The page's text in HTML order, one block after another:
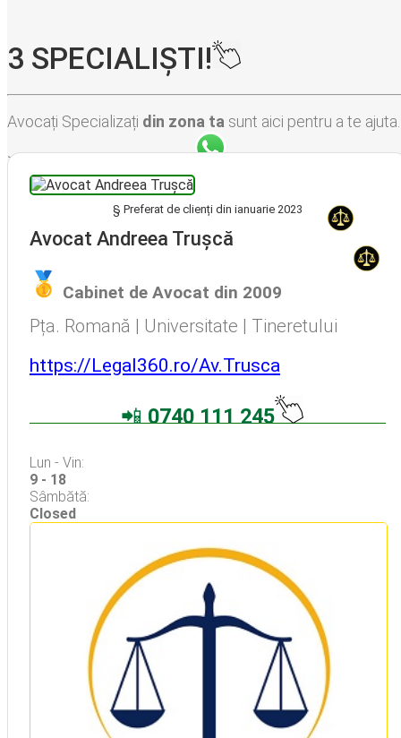
3 SPECIALIȘTI!
Avocați Specializați din zona ta sunt aici pentru a te ajuta.
>>Un clic<< peWhatsApp pentru a cerediscount!
Avocat Bucuresti • Avocat Bun Bucuresti • Avocat Ieftin Bucuresti • Avocati Bucuresti • Avocati Sector 1 Bucuresti • Avocati Sector 2 Bucuresti • Avocati Sector 3 Bucuresti • Avocati Sector 4 Bucuresti • Avocati Sector 5 Bucuresti • Avocati Sector 6 Bucuresti
§ Preferat de clienți din ianuarie 2023
Avocat Andreea Trușcă
Cabinet de Avocat din 2009
Pța. Romană | Universitate | Tineretului
https://Legal360.ro/Av.Trusca
📲0740 111 245
Lun - Vin:
9 - 18
Sâmbătă:
Closed